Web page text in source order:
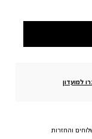
למועדון
והחזרות